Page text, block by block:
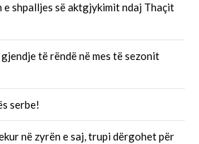
e shpalljes së aktgjykimit ndaj Thaçit
të rëndë në mes të sezonit
serbe!
në zyrën e saj, trupi dërgohet për